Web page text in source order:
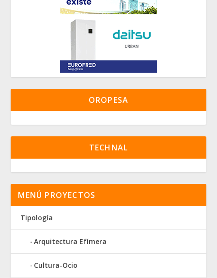
OROPESA
TECHNAL
MENÚ PROYECTOS
Tipología
Arquitectura Efímera
Cultura-Ocio